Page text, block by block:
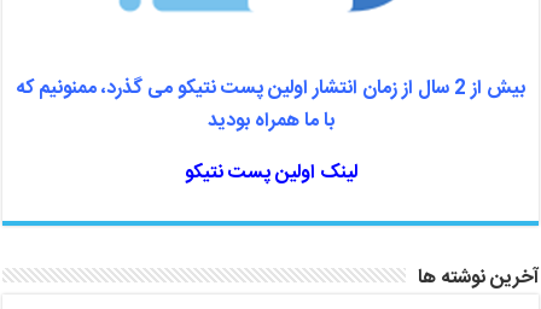
بیش از 2 سال از زمان انتشار اولین پست نتیکو می گذرد، ممنونیم که
با ما همراه بودید
لینک اولین پست نتیکو
آخرین نوشته ها